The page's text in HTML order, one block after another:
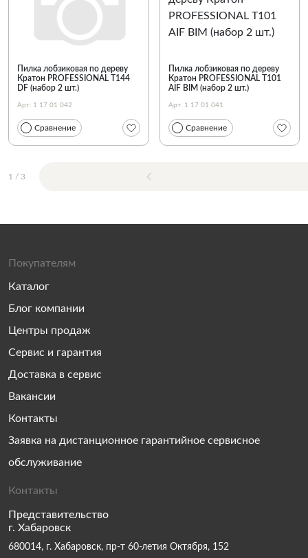
Пилка лобзиковая по дереву
Кратон PROFESSIONAL T144
DF (набор 2 шт.)
Арт. 1 17 01 042
Сравнение
Пилка лобзиковая по дереву
Кратон PROFESSIONAL T101
AIF BIM (набор 2 шт.)
Арт. 1 17 01 041
Сравнение
1 / 3
Покупателям
Каталог
Блог компании
Центры продаж
Сервис и гарантия
Доставка в сервис
Вакансии
Контакты
Заявка на дистанционное гарантийное сервисное
обслуживание
Контакты
Представительство
г. Хабаровск
680014, г. Хабаровск, пр-т 60-летия Октября, 152